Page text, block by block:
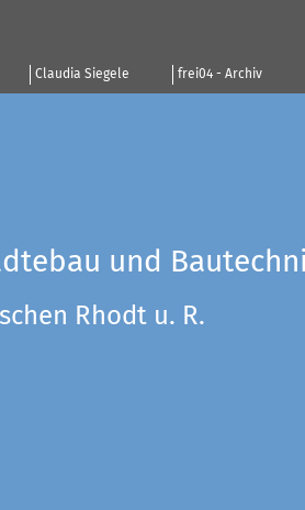
Claudia Siegele frei04 - Archiv
und
Rhodt u. R.